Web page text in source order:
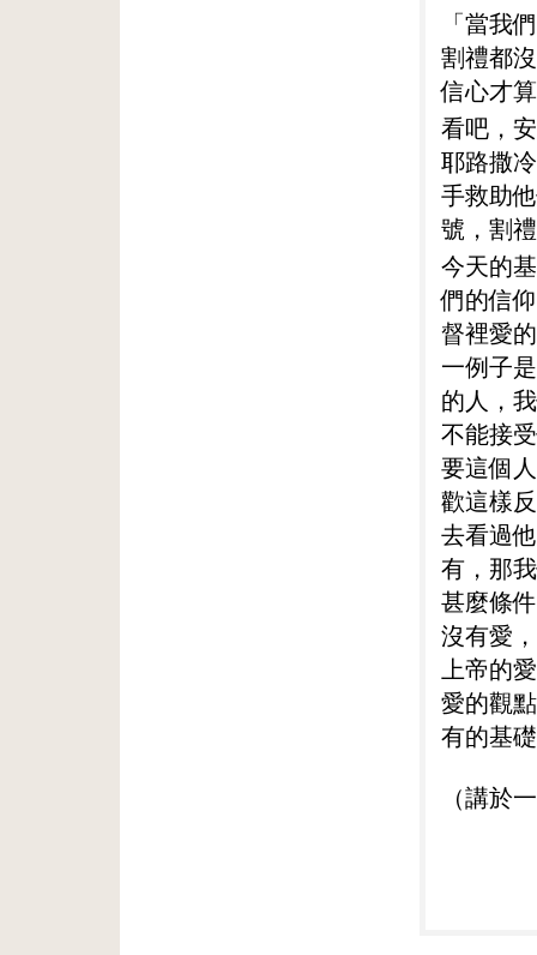
「當我
割禮都
信心才
看吧，
耶路撒
手救助
號，割
今天的
們的信
督裡愛
一例子
的人，
不能接
要這個
歡這樣
去看過
有，那
甚麼條
沒有愛
上帝的
愛的觀
有的基
（講於